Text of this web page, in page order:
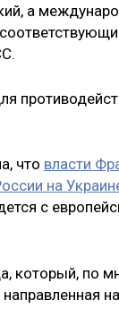
а
что власти
на
с
который, по